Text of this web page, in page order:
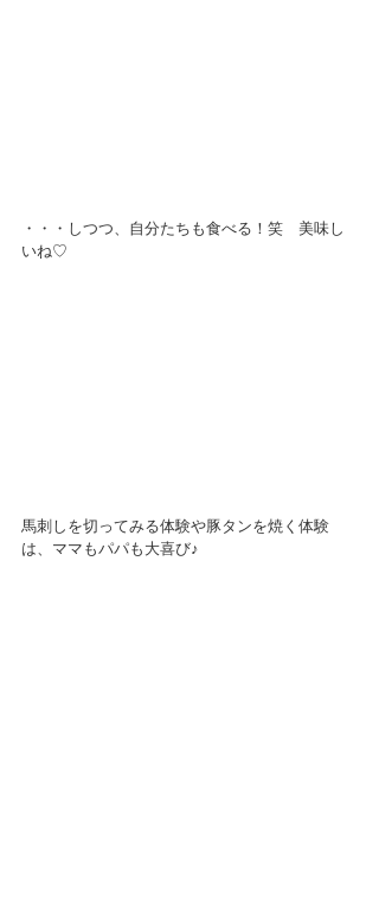
・・・しつつ、自分たちも食べる！笑　美味し
いね♡
馬刺しを切ってみる体験や豚タンを焼く体験
は、ママもパパも大喜び♪